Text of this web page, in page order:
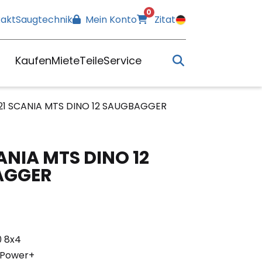
Saugtechnik Mein Konto
0
Zitat
KaufenMieteTeileService
SCANIA MTS DINO 12 SAUGBAGGER
MTS DINO 12
8x4